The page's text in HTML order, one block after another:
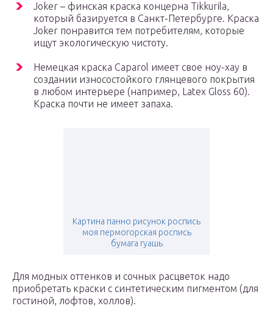
Joker – финская краска концерна Tikkurila,
который базируется в Санкт-Петербурге. Краска
Joker понравится тем потребителям, которые
ищут экологическую чистоту.
Немецкая краска Caparol имеет свое ноу-хау в
создании износостойкого глянцевого покрытия
в любом интерьере (например, Latex Gloss 60).
Краска почти не имеет запаха.
Картина панно рисунок роспись
моя пермогорская роспись
бумага гуашь
Для модных оттенков и сочных расцветок надо
приобретать краски с синтетическим пигментом (для
гостиной, лофтов, холлов).